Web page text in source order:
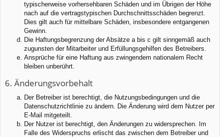
typischerweise vorhersehbaren Schäden und im Übrigen der Höhe
nach auf die vertragstypischen Durchschnittsschäden begrenzt.
Dies gilt auch für mittelbare Schäden, insbesondere entgangenen
Gewinn.
Die Haftungsbegrenzung der Absätze a bis c gilt sinngemäß auch
zugunsten der Mitarbeiter und Erfüllungsgehilfen des Betreibers.
Ansprüche für eine Haftung aus zwingendem nationalem Recht
bleiben unberührt.
6. Änderungsvorbehalt
Der Betreiber ist berechtigt, die Nutzungsbedingungen und die
Datenschutzrichtlinie zu ändern. Die Änderung wird dem Nutzer per
E-Mail mitgeteilt.
Der Nutzer ist berechtigt, den Änderungen zu widersprechen. Im
Falle des Widerspruchs erlischt das zwischen dem Betreiber und